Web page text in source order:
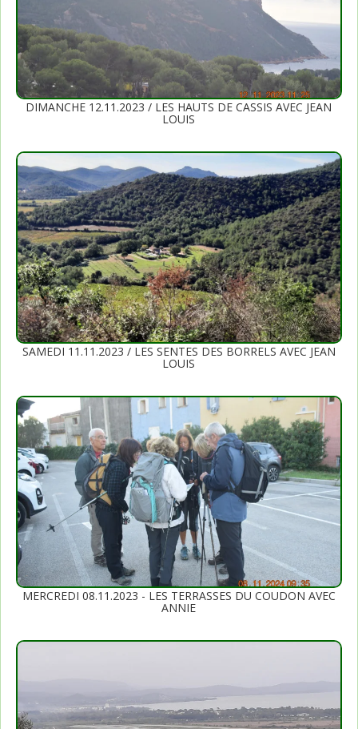
DIMANCHE 12.11.2023 / LES HAUTS DE CASSIS AVEC JEAN
LOUIS
SAMEDI 11.11.2023 / LES SENTES DES BORRELS AVEC JEAN
LOUIS
MERCREDI 08.11.2023 - LES TERRASSES DU COUDON AVEC
ANNIE